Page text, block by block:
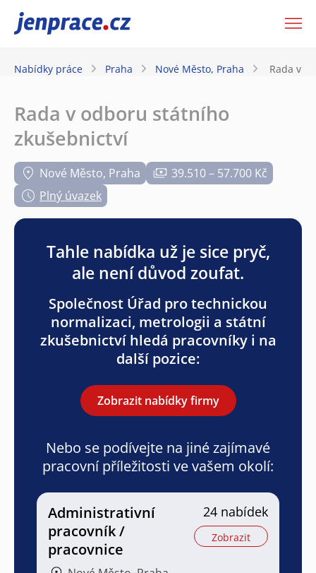
JenPráce.cz
Nabídky práce Praha Nové Město, Praha Rada v
Rada v odboru státního
zkušebnictví
Nové Město, Praha
39.510 – 57.700 Kč
Plný úvazek
Tahle nabídka už je sice pryč,
ale není důvod zoufat.
Společnost Úřad pro technickou
normalizaci, metrologii a státní
zkušebnictví hledá pracovníky i na
další pozice:
Zobrazit nabídky firmy
Nebo se podívejte na jiné zajímavé
pracovní příležitosti ve vašem okolí:
Administrativní
pracovník /
pracovnice
24 nabídek
Zobrazit